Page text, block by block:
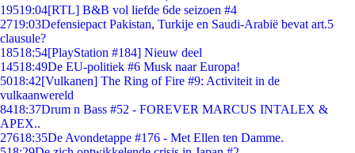
19519:04[RTL] B&B vol liefde 6de seizoen #4
2719:03Defensiepact Pakistan, Turkije en Saudi-Arabië bevat art.5
clausule?
18518:54[PlayStation #184] Nieuw deel
14518:49De EU-politiek #6 Musk naar Europa!
5018:42[Vulkanen] The Ring of Fire #9: Activiteit in de
vulkaanwereld
8418:37Drum n Bass #52 - FOREVER MARCUS INTALEX &
APEX..
27618:35De Avondetappe #176 - Met Ellen ten Damme.